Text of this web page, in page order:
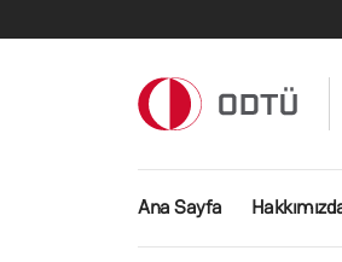
Ana gezinti
Ana Sayfa